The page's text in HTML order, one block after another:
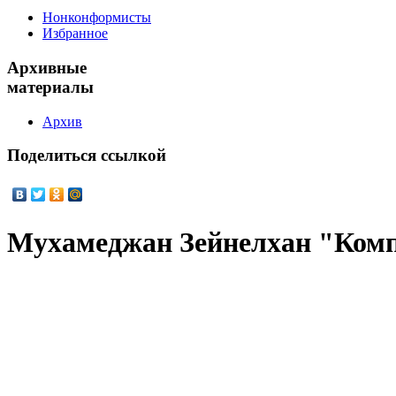
Нонконформисты
Избранное
Архивные
материалы
Архив
Поделиться ссылкой
Мухамеджан Зейнелхан